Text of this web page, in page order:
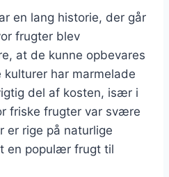
en lang historie, der går
frugter blev
at de kunne opbevares
har marmelade
del af kosten, især i
friske frugter var svære
er rige på naturlige
en populær frugt til